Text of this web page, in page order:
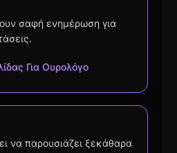
σαφή ενημέρωση για
Για Ουρολόγο
να παρουσιάζει ξεκάθαρα